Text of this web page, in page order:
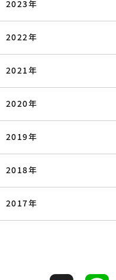
2023年
2022年
2021年
2020年
2019年
2018年
2017年